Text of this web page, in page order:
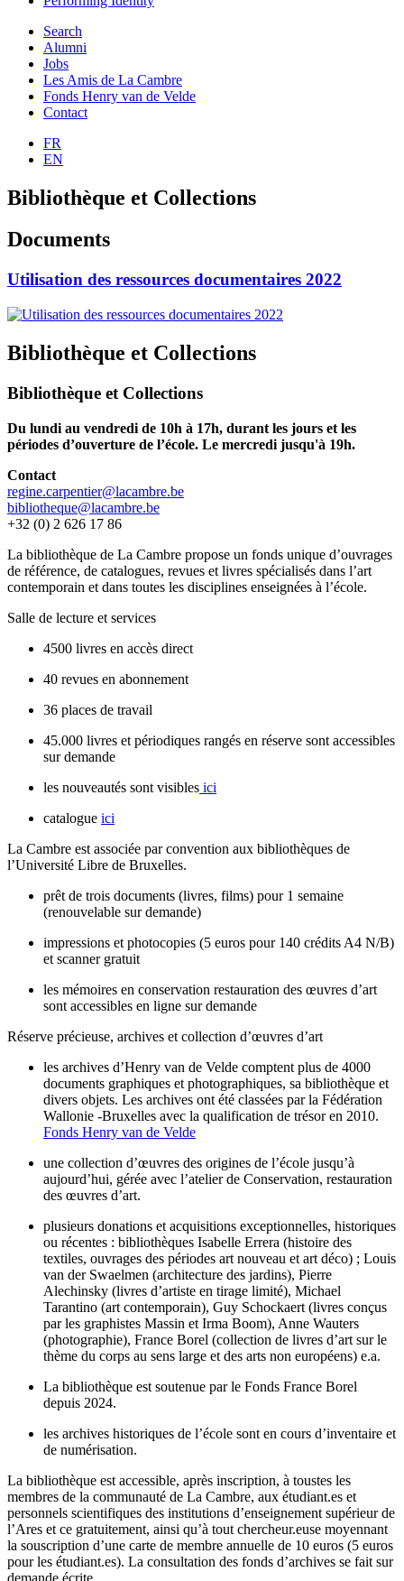
Search
Alumni
Jobs
Les Amis de La Cambre
Fonds Henry van de Velde
Contact
FR
EN
Bibliothèque et Collections
Documents
Utilisation des ressources documentaires 2022
Bibliothèque et Collections
Bibliothèque et Collections
Du lundi au vendredi de 10h à 17h, durant les jours et les
périodes d’ouverture de l’école. Le mercredi jusqu'à 19h.
Contact
regine.carpentier@lacambre.be
bibliotheque@lacambre.be
+32 (0) 2 626 17 86
La bibliothèque de La Cambre propose un fonds unique d’ouvrages
de référence, de catalogues, revues et livres spécialisés dans l’art
contemporain et dans toutes les disciplines enseignées à l’école.
Salle de lecture et services
4500 livres en accès direct
40 revues en abonnement
36 places de travail
45.000 livres et périodiques rangés en réserve sont accessibles
sur demande
les nouveautés sont visibles ici
catalogue ici
La Cambre est associée par convention aux bibliothèques de
l’Université Libre de Bruxelles.
prêt de trois documents (livres, films) pour 1 semaine
(renouvelable sur demande)
impressions et photocopies (5 euros pour 140 crédits A4 N/B)
et scanner gratuit
les mémoires en conservation restauration des œuvres d’art
sont accessibles en ligne sur demande
Réserve précieuse, archives et collection d’œuvres d’art
les archives d’Henry van de Velde comptent plus de 4000
documents graphiques et photographiques, sa bibliothèque et
divers objets. Les archives ont été classées par la Fédération
Wallonie -Bruxelles avec la qualification de trésor en 2010.
Fonds Henry van de Velde
une collection d’œuvres des origines de l’école jusqu’à
aujourd’hui, gérée avec l’atelier de Conservation, restauration
des œuvres d’art.
plusieurs donations et acquisitions exceptionnelles, historiques
ou récentes : bibliothèques Isabelle Errera (histoire des
textiles, ouvrages des périodes art nouveau et art déco) ; Louis
van der Swaelmen (architecture des jardins), Pierre
Alechinsky (livres d’artiste en tirage limité), Michael
Tarantino (art contemporain), Guy Schockaert (livres conçus
par les graphistes Massin et Irma Boom), Anne Wauters
(photographie), France Borel (collection de livres d’art sur le
thème du corps au sens large et des arts non européens) e.a.
La bibliothèque est soutenue par le Fonds France Borel
depuis 2024.
les archives historiques de l’école sont en cours d’inventaire et
de numérisation.
La bibliothèque est accessible, après inscription, à toustes les
membres de la communauté de La Cambre, aux étudiant.es et
personnels scientifiques des institutions d’enseignement supérieur de
l’Ares et ce gratuitement, ainsi qu’à tout chercheur.euse moyennant
la souscription d’une carte de membre annuelle de 10 euros (5 euros
pour les étudiant.es). La consultation des fonds d’archives se fait sur
demande écrite.